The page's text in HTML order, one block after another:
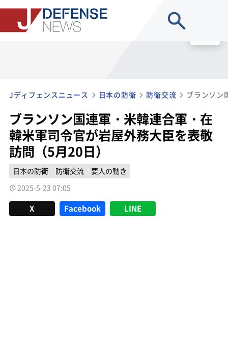
Jディフェンスニュース 日本の防衛 防衛交流
ブランソン国連軍・米韓連合軍・在
韓米軍司令官が岩屋外務大臣を表敬
訪問（5月20日）
日本の防衛 防衛交流
要人の動き
2025-5-23 07:05
X Facebook LINE